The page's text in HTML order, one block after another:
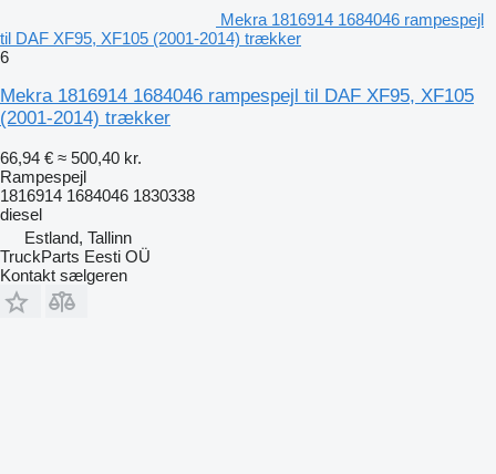
Mekra 1816914 1684046 rampespejl
til DAF XF95, XF105 (2001-2014) trækker
6
Mekra 1816914 1684046 rampespejl til DAF XF95, XF105
(2001-2014) trækker
66,94 € ≈ 500,40 kr.
Rampespejl
1816914 1684046 1830338
diesel
Estland, Tallinn
TruckParts Eesti OÜ
Kontakt sælgeren